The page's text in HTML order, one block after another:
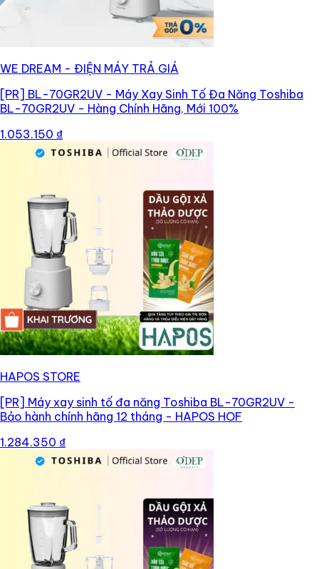
WE DREAM - ĐIỆN MÁY TRẢ GIÁ
[PR] BL-70GR2UV - Máy Xay Sinh Tố Đa Năng Toshiba
BL-70GR2UV - Hàng Chính Hãng, Mới 100%
1.053.150 ₫
HAPOS STORE
[PR] Máy xay sinh tố đa năng Toshiba BL-70GR2UV -
Bảo hành chính hãng 12 tháng - HAPOS HOF
1.284.350 ₫